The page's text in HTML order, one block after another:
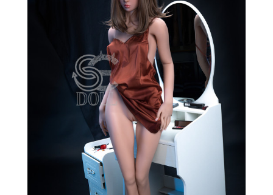
Sex dolls en promotion